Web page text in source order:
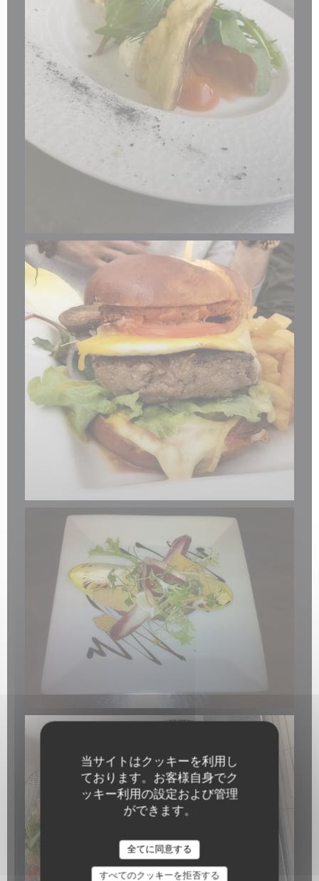
当サイトはクッキーを利用し
ております。お客様自身でク
ッキー利用の設定および管理
ができます。
全てに同意する
すべてのクッキーを拒否する
La Galiote Restaurant & Bar